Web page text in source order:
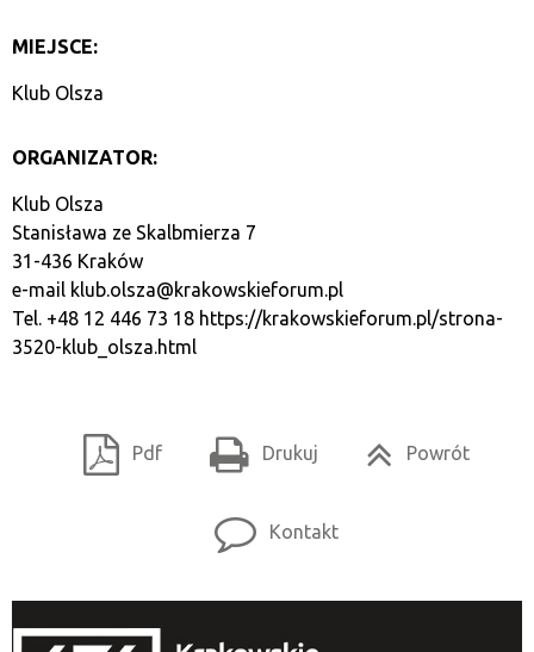
MIEJSCE:
Klub Olsza
ORGANIZATOR:
Klub Olsza
Stanisława ze Skalbmierza 7
31-436 Kraków
e-mail klub.olsza@krakowskieforum.pl
Tel. +48 12 446 73 18 https://krakowskieforum.pl/strona-
3520-klub_olsza.html
Pdf Drukuj Powrót
Kontakt